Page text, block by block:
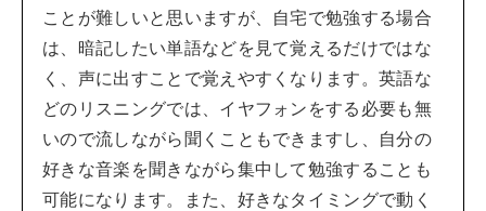
ことが難しいと思いますが、自宅で勉強する場合
は、暗記したい単語などを見て覚えるだけではな
く、声に出すことで覚えやすくなります。英語な
どのリスニングでは、イヤフォンをする必要も無
いので流しながら聞くこともできますし、自分の
好きな音楽を聞きながら集中して勉強することも
可能になります。また、好きなタイミングで動く